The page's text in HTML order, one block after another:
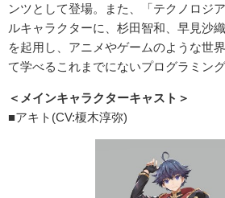
ンツとして登場。また、「テクノロジ
ルキャラクターに、杉田智和、早見沙
を起用し、アニメやゲームのような世
て学べるこれまでにないプログラミング
＜メインキャラクターキャスト＞
■アキト(CV:榎木淳弥)